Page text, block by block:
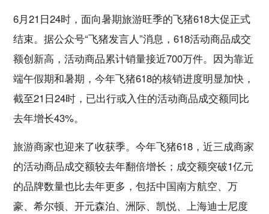
6月21日24时，面向暑期旅游旺季的飞猪618大促正式
结束。据公众号“飞猪发言人”消息，618活动商品成交
额创新高，活动商品累计销量接近700万件。因为靠近
端午假期和暑期，今年飞猪618的核销进度明显加快，
截至21日24时，已出行或入住的活动商品成交额同比
去年增长43%。
旅游商家也迎来了收获季。今年飞猪618，近三成商家
的活动商品成交额较去年翻倍增长；成交额突破1亿元
的品牌数量也比去年更多，包括中国南方航空、万
豪、希尔顿、开元森泊、洲际、凯悦、上海迪士尼度